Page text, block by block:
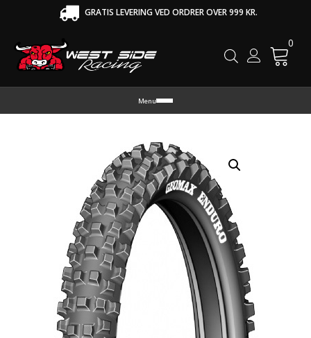
GRATIS LEVERING VED ORDRER OVER 999 KR.
0
Menu